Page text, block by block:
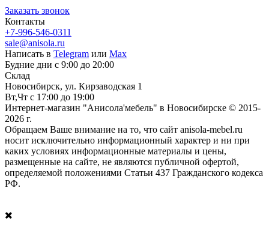
Заказать звонок
Контакты
+7-996-546-0311
sale@anisola.ru
Написать в Telegram или Max
Будние дни с 9:00 до 20:00
Склад
Новосибирск, ул. Кирзаводская 1
Вт,Чт с 17:00 до 19:00
Интернет-магазин "Анисола'мебель" в Новосибирске © 2015-
2026 г.
Обращаем Ваше внимание на то, что сайт anisola-mebel.ru
носит исключительно информационный характер и ни при
каких условиях информационные материалы и цены,
размещенные на сайте, не являются публичной офертой,
определяемой положениями Статьи 437 Гражданского кодекса
РФ.